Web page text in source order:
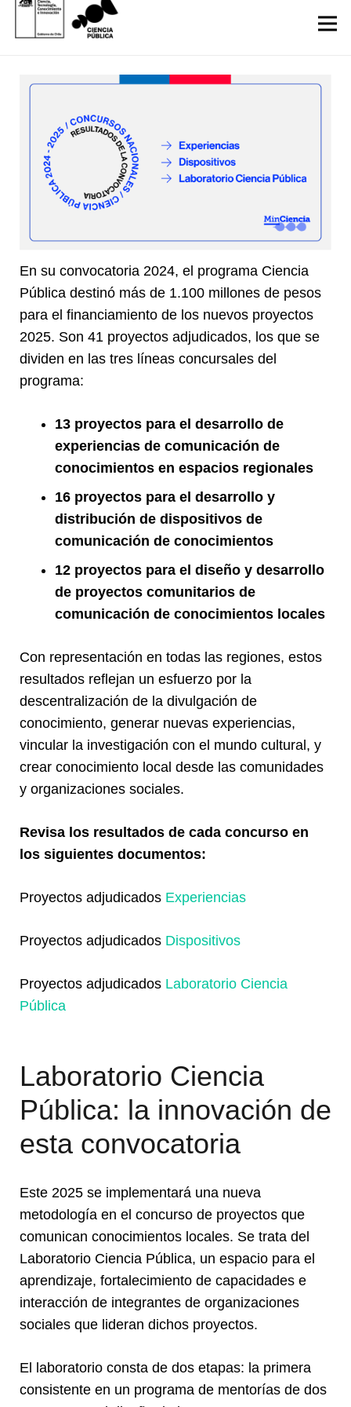
En su convocatoria 2024, el programa Ciencia
Pública destinó más de 1.100 millones de pesos
para el financiamiento de los nuevos proyectos
2025. Son 41 proyectos adjudicados, los que se
dividen en las tres líneas concursales del
programa:
13 proyectos para el desarrollo de
experiencias de comunicación de
conocimientos en espacios regionales
16 proyectos para el desarrollo y
distribución de dispositivos de
comunicación de conocimientos
12 proyectos para el diseño y desarrollo
de proyectos comunitarios de
comunicación de conocimientos locales
Con representación en todas las regiones, estos
resultados reflejan un esfuerzo por la
descentralización de la divulgación de
conocimiento, generar nuevas experiencias,
vincular la investigación con el mundo cultural, y
crear conocimiento local desde las comunidades
y organizaciones sociales.
Revisa los resultados de cada concurso en
los siguientes documentos:
Proyectos adjudicados Experiencias
Proyectos adjudicados Dispositivos
Proyectos adjudicados Laboratorio Ciencia
Pública
Laboratorio Ciencia
Pública: la innovación de
esta convocatoria
Este 2025 se implementará una nueva
metodología en el concurso de proyectos que
comunican conocimientos locales. Se trata del
Laboratorio Ciencia Pública, un espacio para el
aprendizaje, fortalecimiento de capacidades e
interacción de integrantes de organizaciones
sociales que lideran dichos proyectos.
El laboratorio consta de dos etapas: la primera
consistente en un programa de mentorías de dos